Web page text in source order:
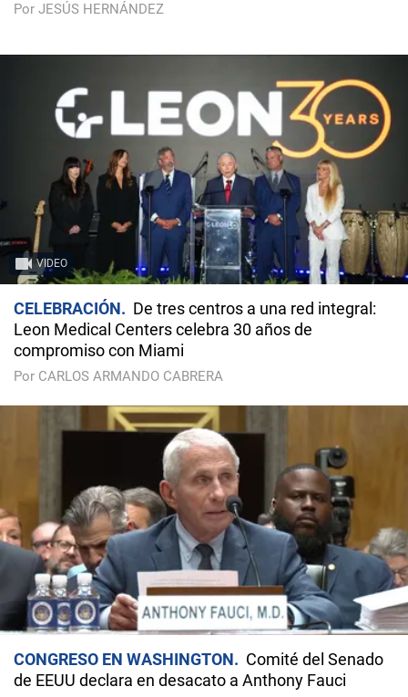
Por JESÚS HERNÁNDEZ
VIDEO
CELEBRACIÓN
De tres centros a una red integral:
Leon Medical Centers celebra 30 años de
compromiso con Miami
Por CARLOS ARMANDO CABRERA
CONGRESO EN WASHINGTON
Comité del Senado
de EEUU declara en desacato a Anthony Fauci